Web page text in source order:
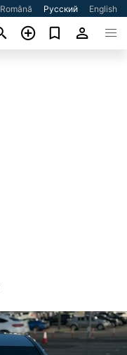
Română Русский English